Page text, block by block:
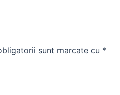
sunt marcate cu *